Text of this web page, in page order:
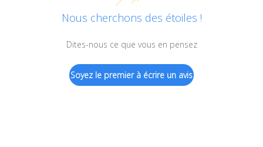
Nous cherchons des étoiles !
Dites-nous ce que vous en pensez
Soyez le premier à écrire un avis